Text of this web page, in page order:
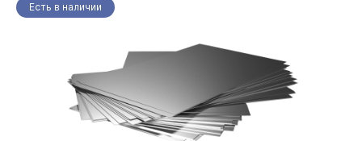
Есть в наличии